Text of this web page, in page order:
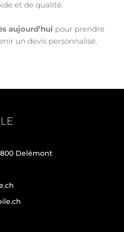
et de qualité.
aujourd’hui pour prendre
un devis personnalisé.
Delémont